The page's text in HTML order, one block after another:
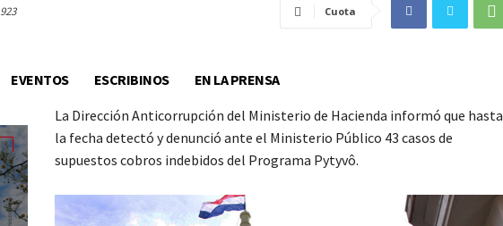
923 Cuota
EVENTOS ESCRIBINOS EN LA PRENSA
La Dirección Anticorrupción del Ministerio de Hacienda informó que hasta
la fecha detectó y denunció ante el Ministerio Público 43 casos de
supuestos cobros indebidos del Programa Pytyvô.